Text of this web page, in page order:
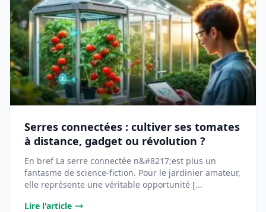
Serres connectées : cultiver ses tomates
à distance, gadget ou révolution ?
En bref La serre connectée n&#8217;est plus un
fantasme de science-fiction. Pour le jardinier amateur,
elle représente une véritable opportunité [...
Lire l'article